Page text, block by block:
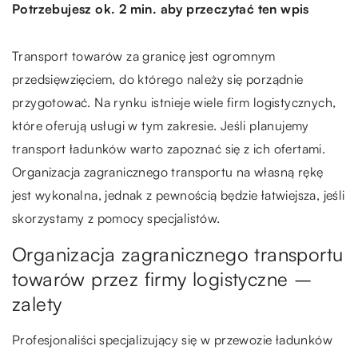
Potrzebujesz ok. 2 min. aby przeczytać ten wpis
Transport towarów za granicę jest ogromnym
przedsięwzięciem, do którego należy się porządnie
przygotować. Na rynku istnieje wiele firm logistycznych,
które oferują usługi w tym zakresie. Jeśli planujemy
transport ładunków warto zapoznać się z ich ofertami.
Organizacja zagranicznego transportu na własną rękę
jest wykonalna, jednak z pewnością będzie łatwiejsza, jeśli
skorzystamy z pomocy specjalistów.
Organizacja zagranicznego transportu
towarów przez firmy logistyczne –
zalety
Profesjonaliści specjalizujący się w przewozie ładunków